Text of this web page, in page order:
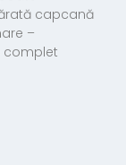
capcană
–
complet